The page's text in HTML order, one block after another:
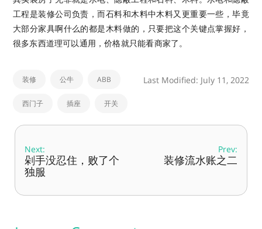
工程是装修公司负责，而石料和木料中木料又更重要一些，毕竟
大部分家具啊什么的都是木料做的，只要把这个关键点掌握好，
很多东西道理可以通用，价格就只能看商家了。
装修 公牛 ABB
西门子 插座 开关
Last Modified: July 11, 2022
Next:
剁手没忍住，败了个
独服
Prev:
装修流水账之二